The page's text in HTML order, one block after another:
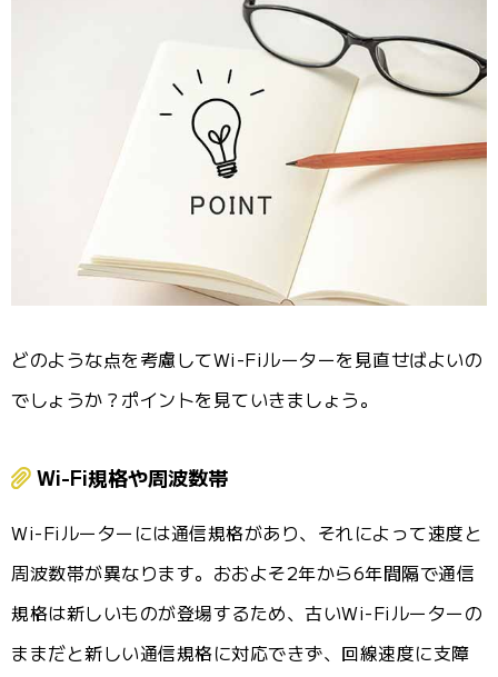
どのような点を考慮してWi-Fiルーターを見直せばよいの
でしょうか？ポイントを見ていきましょう。
Wi-Fi規格や周波数帯
Wi-Fiルーターには通信規格があり、それによって速度と
周波数帯が異なります。おおよそ2年から6年間隔で通信
規格は新しいものが登場するため、古いWi-Fiルーターの
ままだと新しい通信規格に対応できず、回線速度に支障